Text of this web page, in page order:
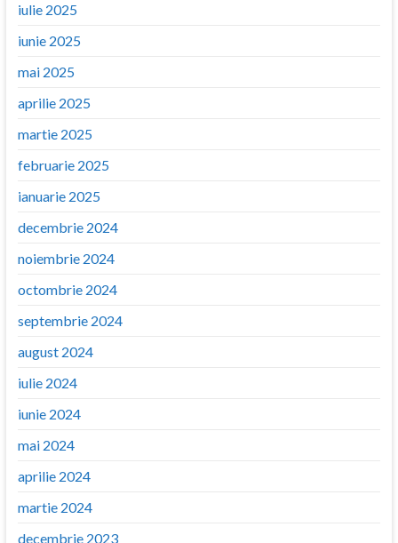
iulie 2025
iunie 2025
mai 2025
aprilie 2025
martie 2025
februarie 2025
ianuarie 2025
decembrie 2024
noiembrie 2024
octombrie 2024
septembrie 2024
august 2024
iulie 2024
iunie 2024
mai 2024
aprilie 2024
martie 2024
decembrie 2023